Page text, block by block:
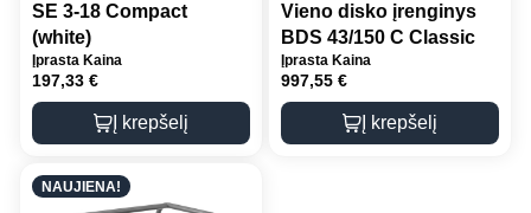
SE 3-18 Compact
(white)
Įprasta Kaina
197,33 €
Į krepšelį
Vieno disko įrenginys
BDS 43/150 C Classic
Įprasta Kaina
997,55 €
Į krepšelį
NAUJIENA!